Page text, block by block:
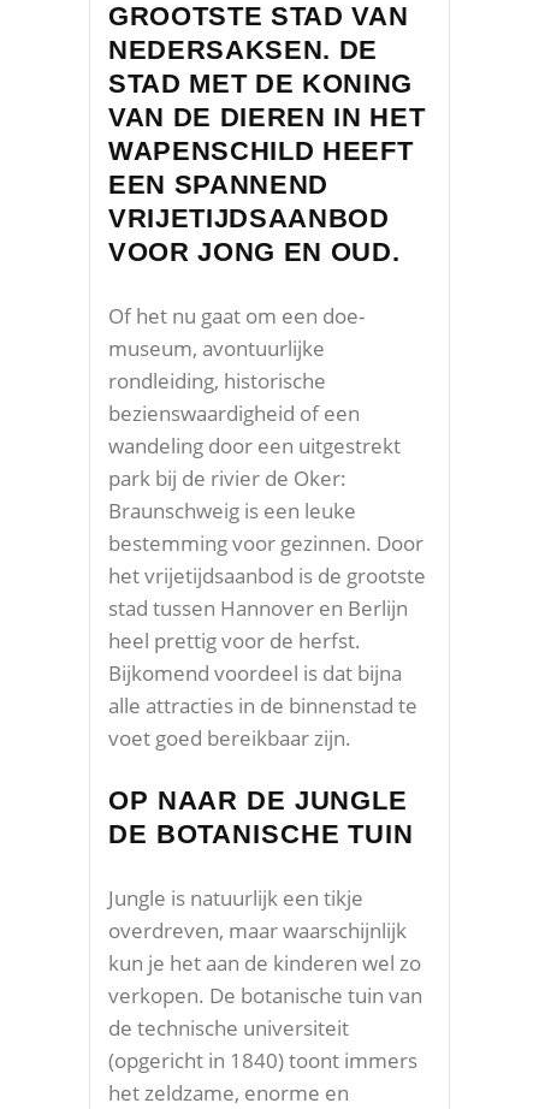
GROOTSTE STAD VAN
NEDERSAKSEN. DE
STAD MET DE KONING
VAN DE DIEREN IN HET
WAPENSCHILD HEEFT
EEN SPANNEND
VRIJETIJDSAANBOD
VOOR JONG EN OUD.
Of het nu gaat om een doe-
museum, avontuurlijke
rondleiding, historische
bezienswaardigheid of een
wandeling door een uitgestrekt
park bij de rivier de Oker:
Braunschweig is een leuke
bestemming voor gezinnen. Door
het vrijetijdsaanbod is de grootste
stad tussen Hannover en Berlijn
heel prettig voor de herfst.
Bijkomend voordeel is dat bijna
alle attracties in de binnenstad te
voet goed bereikbaar zijn.
OP NAAR DE JUNGLE
DE BOTANISCHE TUIN
Jungle is natuurlijk een tikje
overdreven, maar waarschijnlijk
kun je het aan de kinderen wel zo
verkopen. De botanische tuin van
de technische universiteit
(opgericht in 1840) toont immers
het zeldzame, enorme en